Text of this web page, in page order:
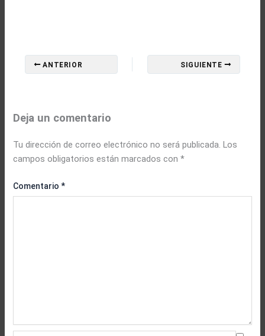
ANTERIOR SIGUIENTE
Deja un comentario
Tu dirección de correo electrónico no será publicada. Los
campos obligatorios están marcados con*
Comentario*